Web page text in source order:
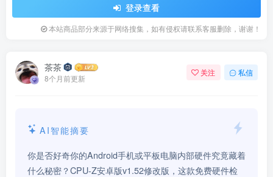
登录查看
本站商品部分来源于网络搜集，如有侵权请联系客服删除，谢谢！
茶茶
8个月前更新
关注 私信
AI智能摘要
你是否好奇你的Android手机或平板电脑内部硬件究竟藏着
什么秘密？CPU-Z安卓版v1.52修改版，这款免费硬件检